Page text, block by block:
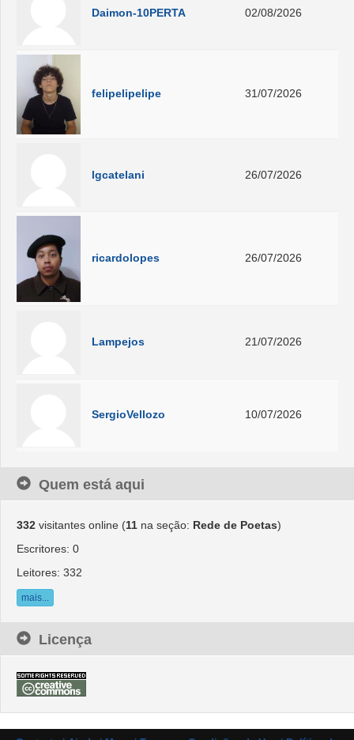
Daimon-10PERTA 02/08/2026
felipelipelipe 31/07/2026
lgcatelani 26/07/2026
ricardolopes 26/07/2026
Lampejos 21/07/2026
SergioVellozo 10/07/2026
Quem está aqui
332 visitantes online (11 na seção: Rede de Poetas)
Escritores: 0
Leitores: 332
mais...
Licença